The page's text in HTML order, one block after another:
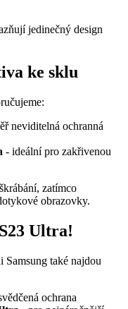
jedinečný design
ke sklu
neviditelná ochranná
- ideální pro zakřivenou
zatímco
obrazovky.
Ultra!
také najdou
ochrana